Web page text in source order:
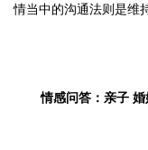
情当中的沟通法则是维
情感问答：亲子